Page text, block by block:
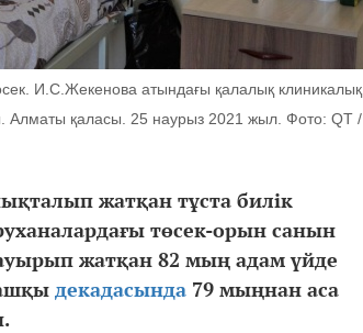
И.С.Жекенова атындағы қалалық клиникалық
Алматы қаласы. 25 наурыз 2021 жыл. Фото: QT /
жатқан тұста билік
төсек-орын санын
жатқан 82 мың адам үйде
декадасында79 мыңнан аса